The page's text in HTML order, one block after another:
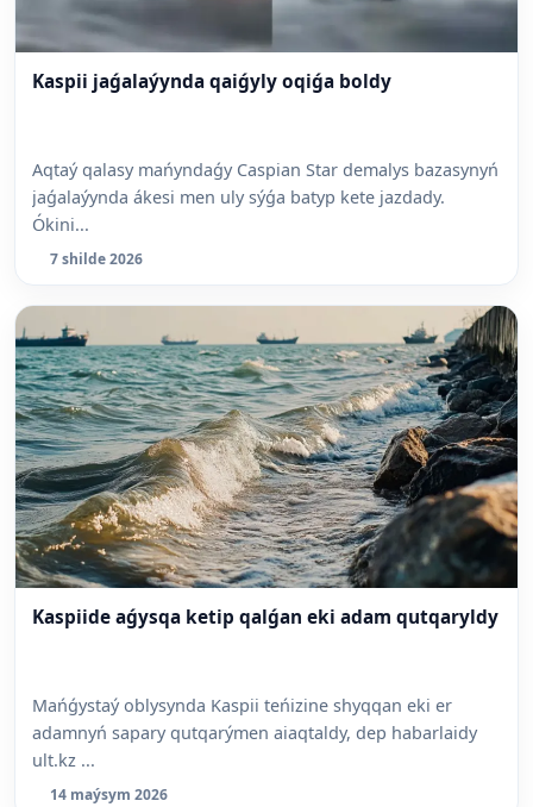
Kaspii jaǵalaýynda qaiǵyly oqiǵa boldy
Aqtaý qalasy mańyndaǵy Caspian Star demalys bazasynyń
jaǵalaýynda ákesi men uly sýǵa batyp kete jazdady.
Ókini...
7 shilde 2026
Kaspiide aǵysqa ketip qalǵan eki adam qutqaryldy
Mańǵystaý oblysynda Kaspii teńizine shyqqan eki er
adamnyń sapary qutqarýmen aiaqtaldy, dep habarlaidy
ult.kz ...
14 maýsym 2026